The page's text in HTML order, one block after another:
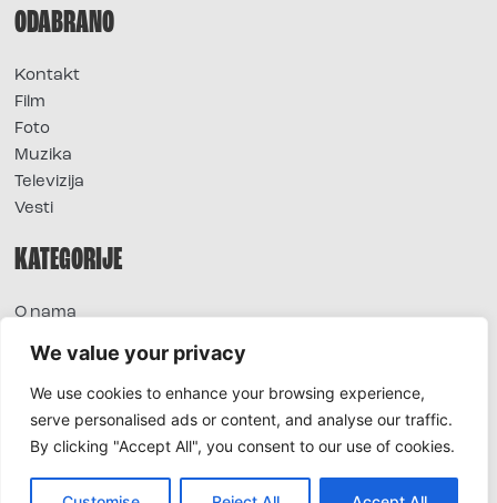
We value your privacy
We use cookies to enhance your browsing experience,
serve personalised ads or content, and analyse our traffic.
By clicking "Accept All", you consent to our use of cookies.
ODABRANO
Kontakt
Film
Foto
Muzika
Televizija
Vesti
KATEGORIJE
O nama
Extra
Foto
Moda
TV
Horoskop